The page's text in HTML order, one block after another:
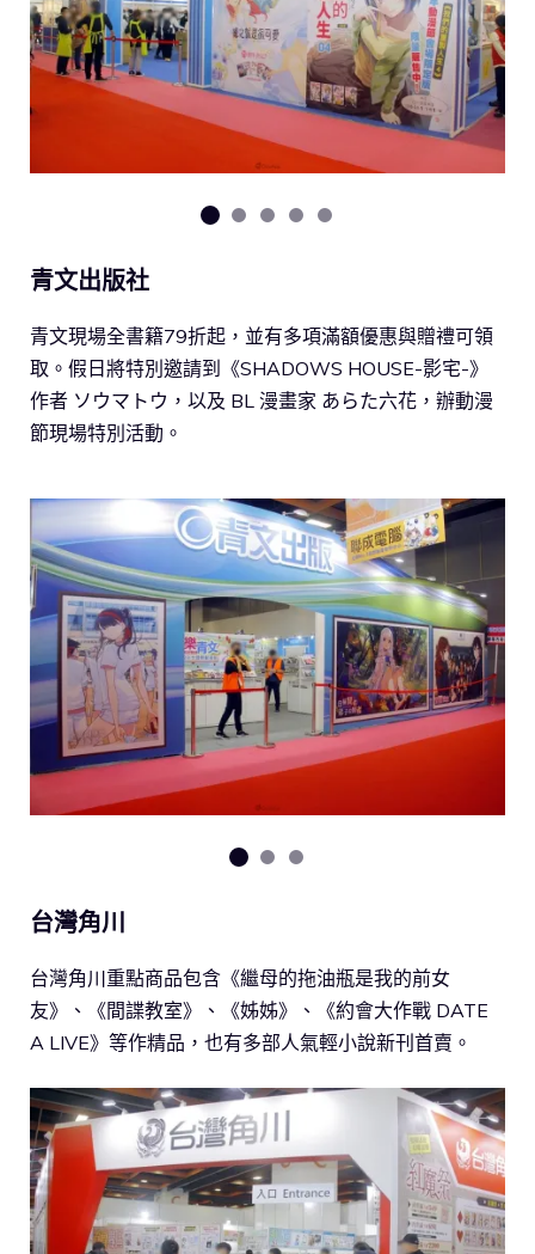
青文出版社
青文現場全書籍79折起，並有多項滿額優惠與贈禮可領
取。假日將特別邀請到《SHADOWS HOUSE-影宅-》
作者 ソウマトウ，以及 BL 漫畫家 あらた六花，辦動漫
節現場特別活動。
台灣角川
台灣角川重點商品包含《繼母的拖油瓶是我的前女
友》、《間諜教室》、《姊姊》、《約會大作戰 DATE
A LIVE》等作精品，也有多部人氣輕小說新刊首賣。